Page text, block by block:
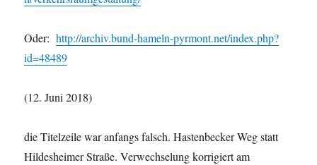
Oder:http://archiv.bund-hameln-pyrmont.net/index.php?
id=48489
(12. Juni 2018)
die Titelzeile war anfangs falsch. Hastenbecker Weg statt
Hildesheimer Straße. Verwechselung korrigiert am